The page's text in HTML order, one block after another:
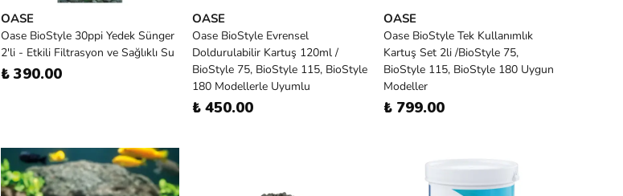
OASE
Oase BioStyle 30ppi Yedek Sünger
2'li - Etkili Filtrasyon ve Sağlıklı Su
₺ 390.00
OASE
Oase BioStyle Evrensel
Doldurulabilir Kartuş 120ml /
BioStyle 75, BioStyle 115, BioStyle
180 Modellerle Uyumlu
₺ 450.00
OASE
Oase BioStyle Tek Kullanımlık
Kartuş Set 2li /BioStyle 75,
BioStyle 115, BioStyle 180 Uygun
Modeller
₺ 799.00